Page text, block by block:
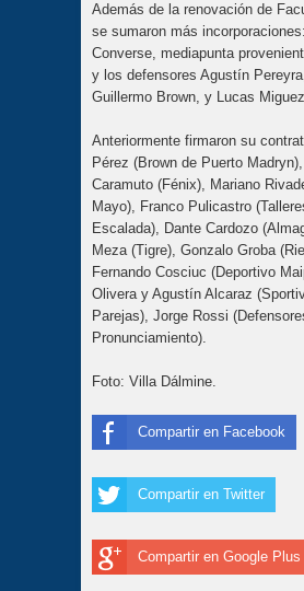
Además de la renovación de
se sumaron más
Converse, mediapunta
y los defensores Agustín
Guillermo Brown, y Lucas
Anteriormente firmaron su
Pérez (Brown de Puerto
Caramuto (Fénix), Mariano
Mayo), Franco Pulicastro
Escalada), Dante Cardozo
Meza (Tigre), Gonzalo Groba
Fernando Cosciuc (Deportivo
Olivera y Agustín Alcaraz
Parejas), Jorge Rossi
Pronunciamiento).
Foto: Villa Dálmine.
Compartir en Facebook
Compartir en Twitter
Compartir en Google Plus